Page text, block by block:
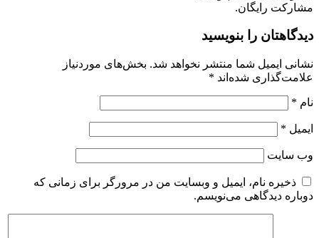
رایگان.
را بنویسید
ایمیل شما منتشر نخواهد شد. بخش‌های موردنیاز
شده‌اند*
*
*
سایت
ذخیره نام، ایمیل و وبسایت من در مرورگر برای زمانی که
دیدگاهی می‌نویسم.